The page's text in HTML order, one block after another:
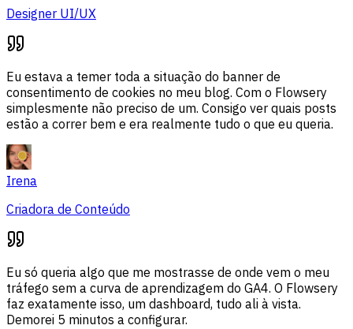
Designer UI/UX
Eu estava a temer toda a situação do banner de
consentimento de cookies no meu blog. Com o Flowsery
simplesmente não preciso de um. Consigo ver quais posts
estão a correr bem e era realmente tudo o que eu queria.
Irena
Criadora de Conteúdo
Eu só queria algo que me mostrasse de onde vem o meu
tráfego sem a curva de aprendizagem do GA4. O Flowsery
faz exatamente isso, um dashboard, tudo ali à vista.
Demorei 5 minutos a configurar.